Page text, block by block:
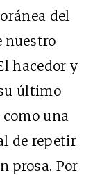
del
nuestro
hacedor y
último
una
de repetir
prosa. Por